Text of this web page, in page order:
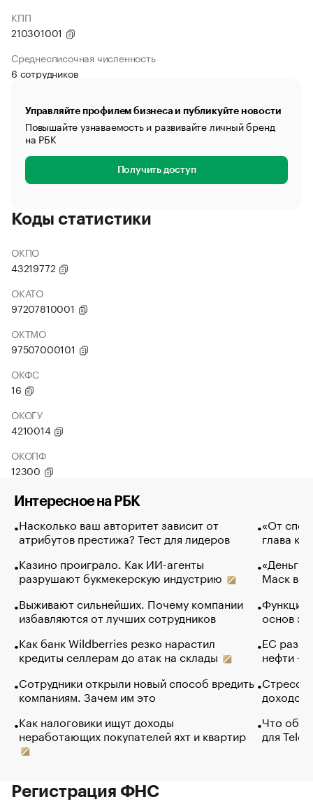
КПП
210301001
Среднесписочная численность
6 сотрудников
Управляйте профилем бизнеса и публикуйте новости
Повышайте узнаваемость и развивайте личный бренд
на РБК
Получить доступ
Коды статистики
ОКПО
43219772
ОКАТО
97207810001
ОКТМО
97507000101
ОКФС
16
ОКОГУ
4210014
ОКОПФ
12300
Интересное на РБК
Насколько ваш авторитет зависит от
атрибутов престижа? Тест для лидеров
Казино проиграло. Как ИИ-агенты
разрушают букмекерскую индустрию
Выживают сильнейших. Почему компании
избавляются от лучших сотрудников
Как банк Wildberries резко нарастил
кредиты селлерам до атак на склады
Сотрудники открыли новый способ вредить
компаниям. Зачем им это
Как налоговики ищут доходы
неработающих покупателей яхт и квартир
«От
глава
«Деньги
Маск в
Функции
основ
ЕС
нефти —
Стресс
доходов
Что
для
Регистрация ФНС